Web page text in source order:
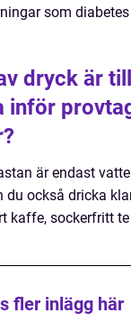
som
dryck är
inför
är endast
du också dricka
kaffe, sockerfritt
fler inlägg här